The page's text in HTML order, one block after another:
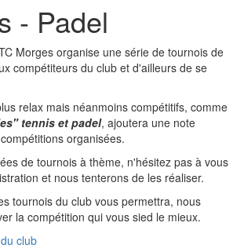
- Padel
Morges organise une série de tournois de
compétiteurs du club et d'ailleurs de se
relax mais néanmoins compétitifs, comme
tennis et padel, ajoutera une note
organisées.
de tournois à thème, n'hésitez pas à vous
et nous tenterons de les réaliser.
tournois du club vous permettra, nous
la compétition qui vous sied le mieux.
club